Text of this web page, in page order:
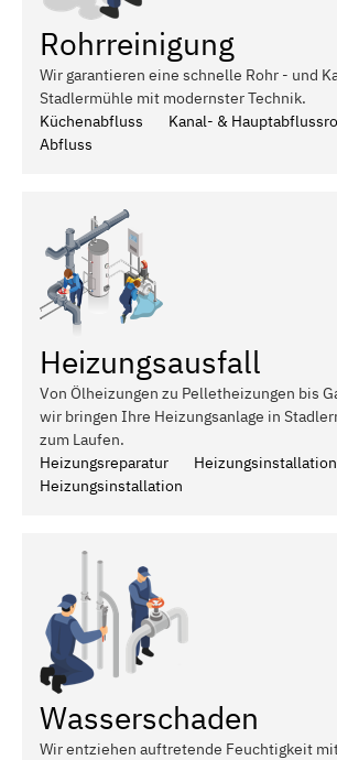
Rohrreinigung
Wir garantieren eine schnelle Rohr - und
Stadlermühle mit modernster Technik.
Küchenabfluss
Kanal- &
Abfluss
Heizungsausfall
Von Ölheizungen zu Pelletheizungen bis
wir bringen Ihre Heizungsanlage in
zum Laufen.
Heizungsreparatur
Heizungsinstallation
Heizungsinstallation
Wasserschaden
Wir entziehen auftretende Feuchtigkeit